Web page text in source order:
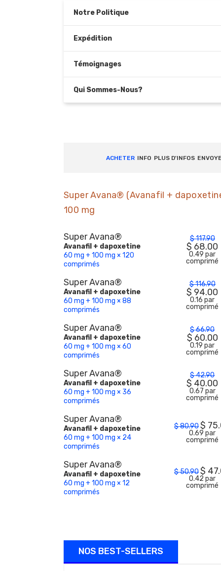
Notre Politique
Expédition
Témoignages
Qui Sommes-Nous?
ACHETER INFO PLUS D'INFOS
Super Avana® (Avanafil +
100 mg
Super Avana®
Avanafil + dapoxetine
60 mg + 100 mg × 120
comprimés
$117.90
$ 68.00
0.49 par
comprimé
Super Avana®
Avanafil + dapoxetine
60 mg + 100 mg × 88
comprimés
$116.90
$ 94.00
0.16 par
comprimé
Super Avana®
Avanafil + dapoxetine
60 mg + 100 mg × 60
comprimés
$66.90
$ 60.00
0.19 par
comprimé
Super Avana®
Avanafil + dapoxetine
60 mg + 100 mg × 36
comprimés
$42.90
$ 40.00
0.67 par
comprimé
Super Avana®
Avanafil + dapoxetine
60 mg + 100 mg × 24
comprimés
$80.90$
0.69 par
comprimé
Super Avana®
Avanafil + dapoxetine
60 mg + 100 mg × 12
comprimés
$50.90$
0.42 par
comprimé
NOS BEST-SELLERS